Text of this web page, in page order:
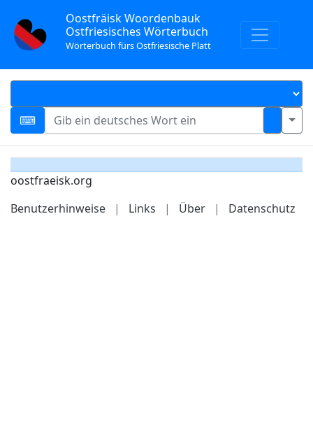
Oostfräisk Woordenbauk
Ostfriesisches Wörterbuch
Wörterbuch fürs Ostfriesische Platt
oostfraeisk.org
Benutzerhinweise
| Links | Über | Datenschutz